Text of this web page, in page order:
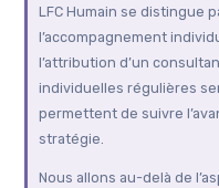
LFC Humain se distingue
l’accompagnement
l’attribution d’un
individuelles régulières
permettent de suivre
stratégie.
Nous allons au-delà de